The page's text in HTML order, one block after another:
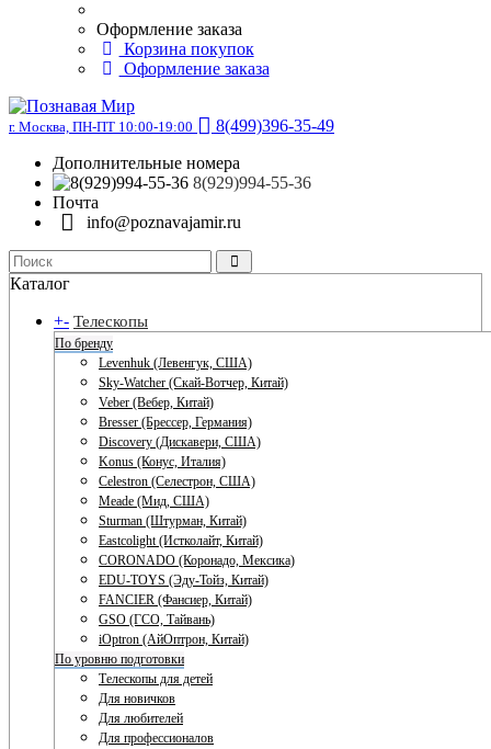
Оформление заказа
Корзина покупок
Оформление заказа
г. Москва, ПН-ПТ 10:00-19:00
8(499)396-35-49
Дополнительные номера
8(929)994-55-36
Почта
info@poznavajamir.ru
Каталог
+- Телескопы
По бренду
Levenhuk (Левенгук, США)
Sky-Watcher (Скай-Вотчер, Китай)
Veber (Вебер, Китай)
Bresser (Брессер, Германия)
Discovery (Дискавери, США)
Konus (Конус, Италия)
Celestron (Селестрон, США)
Meade (Мид, США)
Sturman (Штурман, Китай)
Eastcolight (Истколайт, Китай)
CORONADO (Коронадо, Мексика)
EDU-TOYS (Эду-Тойз, Китай)
FANCIER (Фансиер, Китай)
GSO (ГСО, Тайвань)
iOptron (АйОптрон, Китай)
По уровню подготовки
Телескопы для детей
Для новичков
Для любителей
Для профессионалов